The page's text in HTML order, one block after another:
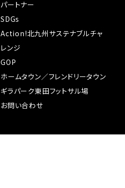
パートナー
SDGs
Action!北九州サステナブルチャ
レンジ
GOP
ホームタウン／フレンドリータウン
ギラパーク東田フットサル場
お問い合わせ